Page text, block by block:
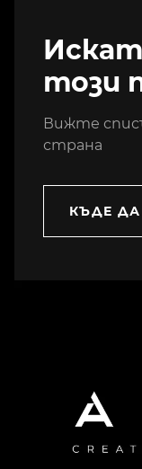
този
Вижте
страна
КЪДЕ ДА